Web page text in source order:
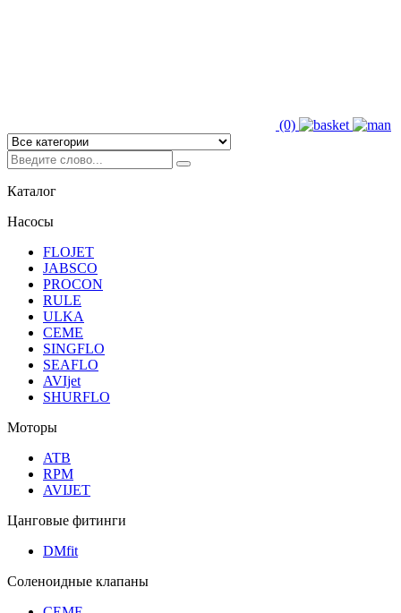
(0)
Каталог
Насосы
FLOJET
JABSCO
PROCON
RULE
ULKA
CEME
SINGFLO
SEAFLO
AVIjet
SHURFLO
Моторы
ATB
RPM
AVIJET
Цанговые фитинги
DMfit
Соленоидные клапаны